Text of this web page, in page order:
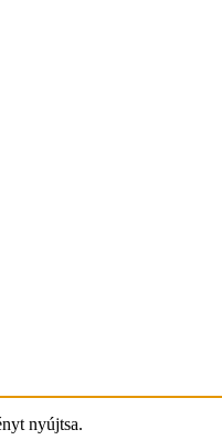
nyújtsa.